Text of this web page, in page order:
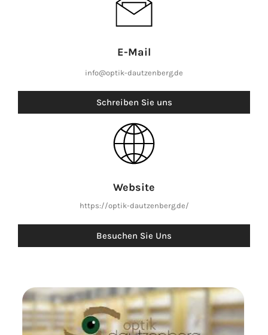
E-Mail
info@optik-dautzenberg.de
Schreiben Sie uns
Website
https://optik-dautzenberg.de/
Besuchen Sie Uns